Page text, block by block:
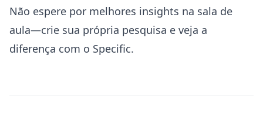
Não espere por melhores insights na sala de
aula—crie sua própria pesquisa e veja a
diferença com o Specific.